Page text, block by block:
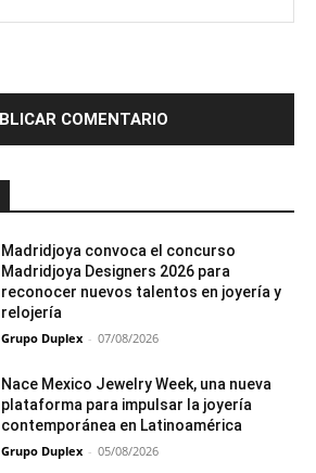
Madridjoya convoca el concurso
Madridjoya Designers 2026 para
reconocer nuevos talentos en joyería y
relojería
Grupo Duplex - 07/08/2026
Nace Mexico Jewelry Week, una nueva
plataforma para impulsar la joyería
contemporánea en Latinoamérica
Grupo Duplex - 05/08/2026